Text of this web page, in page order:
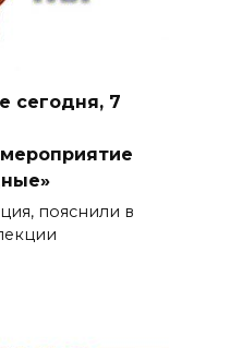
сегодня, 7
пояснили в